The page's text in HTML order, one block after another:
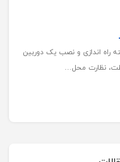
راه اندازی و نصب یک دوربین
نظارت محل…